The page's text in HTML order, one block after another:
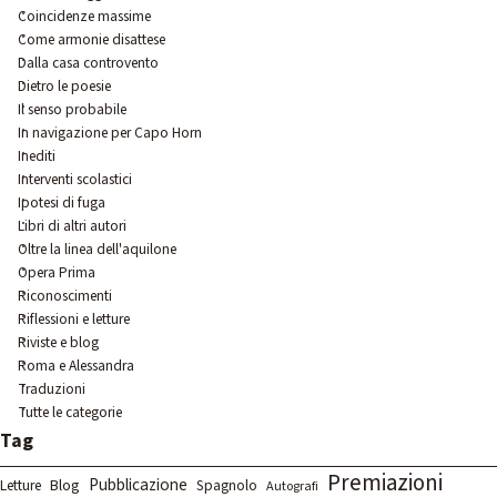
Coincidenze massime
Come armonie disattese
Dalla casa controvento
Dietro le poesie
Il senso probabile
In navigazione per Capo Horn
Inediti
Interventi scolastici
Ipotesi di fuga
Libri di altri autori
Oltre la linea dell'aquilone
Opera Prima
Riconoscimenti
Riflessioni e letture
Riviste e blog
Roma e Alessandra
Traduzioni
Tutte le categorie
Salta blocco Tag
Tag
Letture Blog Pubblicazione Spagnolo Autografi Premiazioni